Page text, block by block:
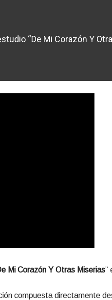
“De Mi Corazón Y
Mi Corazón Y Otras Miserias”
compuesta directamente